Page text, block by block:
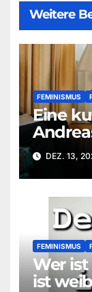
Weitere
FEMINISMUS
Eine
DEZ. 13,
FEMINISMUS
Wer ist
ist